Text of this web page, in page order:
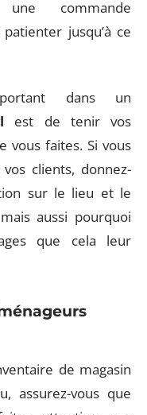
commande
jusqu’à ce
dans un
est de tenir vos
vous faites. Si vous
clients, donnez-
sur le lieu et le
aussi pourquoi
que cela leur
de magasin
assurez-vous que